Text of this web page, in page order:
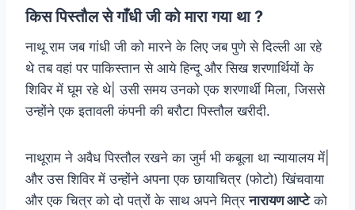
किस पिस्तौल से गाँधी जी को मारा गया था ?
नाथू राम जब गांधी जी को मारने के लिए जब पुणे से दिल्ली आ रहे
थे तब वहां पर पाकिस्तान से आये हिन्दू और सिख शरणार्थियों के
शिविर में घूम रहे थे| उसी समय उनको एक शरणार्थी मिला, जिससे
उन्होंने एक इतावली कंपनी की बरौटा पिस्तौल खरीदी.
नाथूराम ने अवैध पिस्तौल रखने का जुर्म भी कबूला था न्यायालय में|
और उस शिविर में उन्होंने अपना एक छायाचित्र (फोटो) खिंचवाया
और एक चित्र को दो पत्रों के साथ अपने मित्रनारायण आप्टेको